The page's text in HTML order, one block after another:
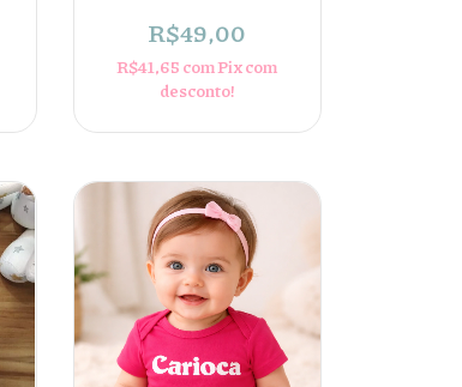
R$49,00
R$41,65 comPix com
desconto!